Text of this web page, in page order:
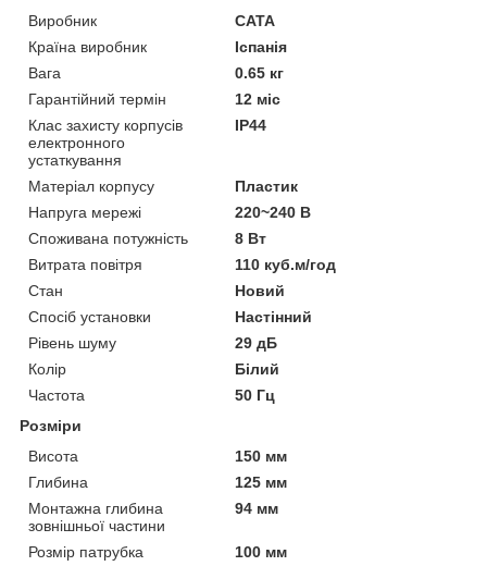
Виробник
CATA
Країна виробник
Іспанія
Вага
0.65 кг
Гарантійний термін
12 міс
Клас захисту корпусів
електронного
устаткування
IP44
Матеріал корпусу
Пластик
Напруга мережі
220~240 В
Споживана потужність
8 Вт
Витрата повітря
110 куб.м/год
Стан
Новий
Спосіб установки
Настінний
Рівень шуму
29 дБ
Колір
Білий
Частота
50 Гц
Розміри
Висота
150 мм
Глибина
125 мм
Монтажна глибина
зовнішньої частини
94 мм
Розмір патрубка
100 мм